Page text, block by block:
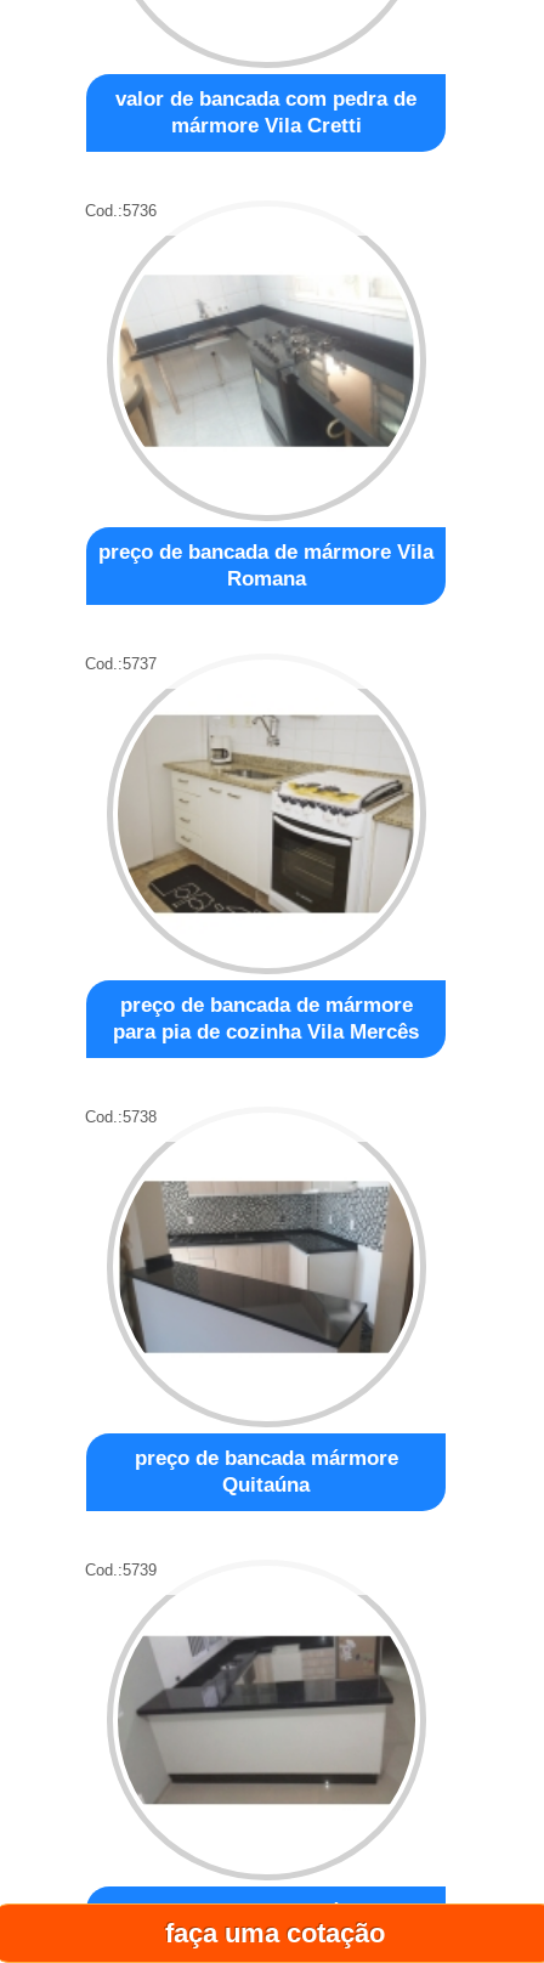
faça uma cotação
valor de bancada com pedra de
mármore Vila Cretti
Cod.:5736
preço de bancada de mármore Vila
Romana
Cod.:5737
preço de bancada de mármore
para pia de cozinha Vila Mercês
Cod.:5738
preço de bancada mármore
Quitaúna
Cod.:5739
preço de bancada mármore
cozinha americana Perdizes